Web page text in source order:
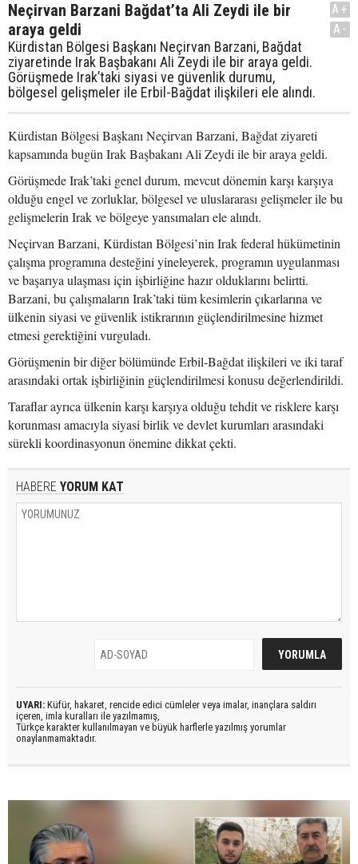
Neçirvan Barzani Bağdat’ta Ali Zeydi ile bir
araya geldi
Kürdistan Bölgesi Başkanı Neçirvan Barzani, Bağdat
ziyaretinde Irak Başbakanı Ali Zeydi ile bir araya geldi.
Görüşmede Irak’taki siyasi ve güvenlik durumu,
bölgesel gelişmeler ile Erbil-Bağdat ilişkileri ele alındı.
A+
A-
Kürdistan Bölgesi Başkanı Neçirvan Barzani, Bağdat ziyareti
kapsamında bugün Irak Başbakanı Ali Zeydi ile bir araya geldi.
Görüşmede Irak’taki genel durum, mevcut dönemin karşı karşıya
olduğu engel ve zorluklar, bölgesel ve uluslararası gelişmeler ile bu
gelişmelerin Irak ve bölgeye yansımaları ele alındı.
Neçirvan Barzani, Kürdistan Bölgesi’nin Irak federal hükümetinin
çalışma programına desteğini yineleyerek, programın uygulanması
ve başarıya ulaşması için işbirliğine hazır olduklarını belirtti.
Barzani, bu çalışmaların Irak’taki tüm kesimlerin çıkarlarına ve
ülkenin siyasi ve güvenlik istikrarının güçlendirilmesine hizmet
etmesi gerektiğini vurguladı.
Görüşmenin bir diğer bölümünde Erbil-Bağdat ilişkileri ve iki taraf
arasındaki ortak işbirliğinin güçlendirilmesi konusu değerlendirildi.
Taraflar ayrıca ülkenin karşı karşıya olduğu tehdit ve risklere karşı
korunması amacıyla siyasi birlik ve devlet kurumları arasındaki
sürekli koordinasyonun önemine dikkat çekti.
HABERE YORUM KAT
UYARI: Küfür, hakaret, rencide edici cümleler veya imalar, inançlara saldırı
içeren, imla kuralları ile yazılmamış,
Türkçe karakter kullanılmayan ve büyük harflerle yazılmış yorumlar
onaylanmamaktadır.